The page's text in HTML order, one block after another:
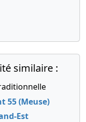
similaire :
55 (Meuse)
Est